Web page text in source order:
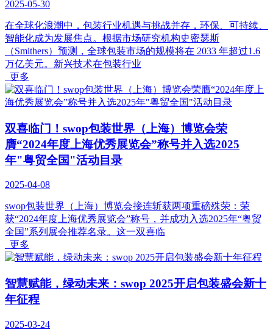
2025-05-30
在全球化浪潮中，包装行业机遇与挑战并存，环保、可持续、
智能化成为发展焦点。根据市场研究机构史密瑟斯
（Smithers）预测，全球包装市场的规模将在 2033 年超过1.6
万亿美元。新兴技术在包装行业
更多
双喜临门！swop包装世界（上海）博览会荣
膺“2024年度上海优秀展览会”称号并入选2025
年"粤贸全国"活动目录
2025-04-08
swop包装世界（上海）博览会接连斩获两项重磅殊荣：荣
获“2024年度上海优秀展览会”称号，并成功入选2025年“粤贸
全国”系列展会推荐名录。这一双喜临
更多
智慧赋能，绿动未来：swop 2025开启包装盛会新十
年征程
2025-03-24